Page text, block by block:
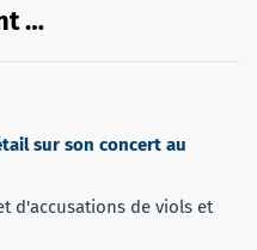
…
sur son concert au
d'accusations de viols et